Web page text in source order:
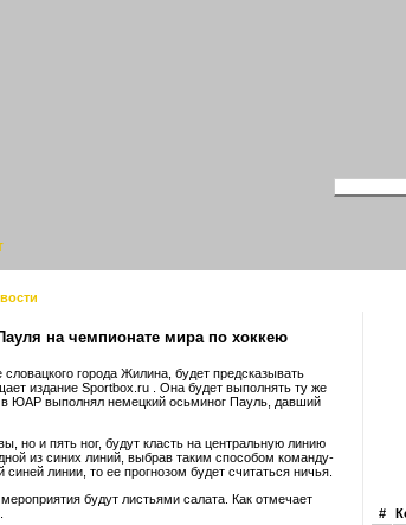
на чемпионате мира по хоккею
города Жилина, будет предсказывать
издание Sportbox.ru . Она будет выполнять ту же
ЮАР выполнял немецкий осьминог Пауль, давший
но и пять ног, будут класть на центральную линию
из синих линий, выбрав таким способом команду-
линии, то ее прогнозом будет считаться ничья.
будут листьями салата. Как отмечает
#